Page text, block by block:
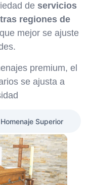
de servicios
regiones de
mejor se ajuste
premium, el
se ajusta a
Homenaje Superior